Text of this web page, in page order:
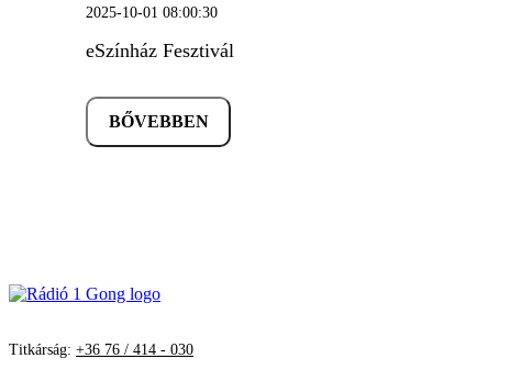
2025-10-01 08:00:30
eSzínház Fesztivál
BŐVEBBEN
Titkárság: +36 76 / 414 - 030